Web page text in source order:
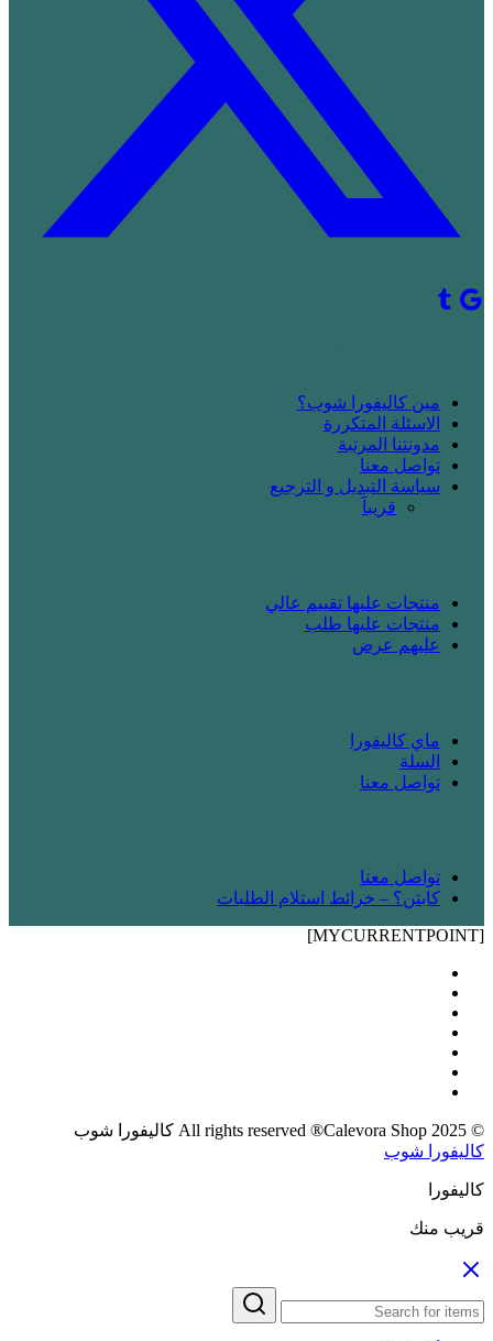
مين كاليفورا شوب؟
الاسئلة المتكررة
مدونتنا المرتبة
تواصل معنا
سياسة التبديل و الترجيع
قريباََ
منتجات عليها تقييم عالي
منتجات عليها طلب
عليهم عرض
ماي كاليفورا
السلة
تواصل معنا
تواصل معنا
كابتن؟ – خرائط استلام الطلبات
[MYCURRENTPOINT]
© 2025 All rights reserved ®Calevora Shop كاليفورا شوب
كاليفورا شوب
كاليفورا
قريب منك